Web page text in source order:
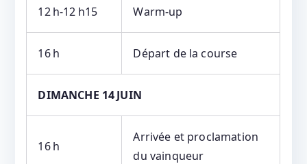
12 h‑12 h15 Warm‑up
16 h Départ de la course
DIMANCHE 14 JUIN
16 h
Arrivée et proclamation
du vainqueur